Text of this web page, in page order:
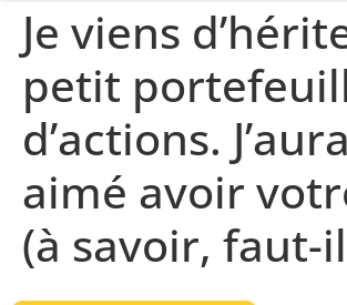
Je viens
petit
d’actions.
aimé avoir
(à savoir, faut-